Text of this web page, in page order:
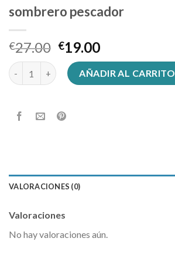
sombrero pescador
€27.00 €19.00
sombrero pescador cantidadAÑADIR AL CARRITO
VALORACIONES (0)
Valoraciones
No hay valoraciones aún.